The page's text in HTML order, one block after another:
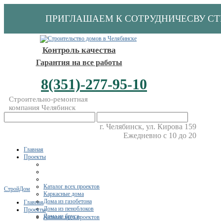
ПРИГЛАШАЕМ К СОТРУДНИЧЕСВУ
Контроль качества
Гарантия на все работы
8(351)-277-95-10
Строительно-ремонтная
компания Челябинск
г. Челябинск, ул. Кирова 159
Ежедневно с 10 до 20
Главная
Проекты
Каталог всех проектов
Каркасные дома
Дома из газобетона
Дома из пеноблоков
Дома из бруса
СтройДом
Главная
Проекты
Каталог всех проектов